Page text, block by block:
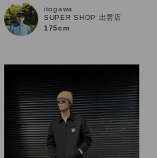
itogawa
SUPER SHOP 出雲店
175cm